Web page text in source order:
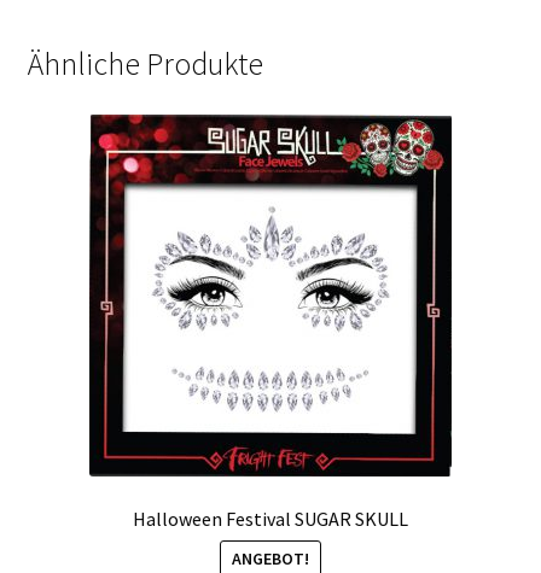
Ähnliche Produkte
Halloween Festival SUGAR SKULL
ANGEBOT!